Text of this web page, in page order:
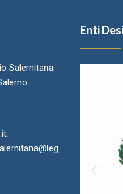
Salernitana
Enti